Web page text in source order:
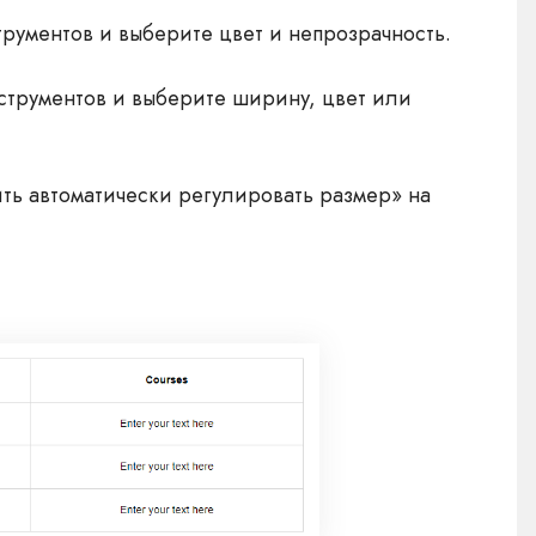
и выберите цвет и непрозрачность.
и выберите ширину, цвет или
автоматически регулировать размер» на